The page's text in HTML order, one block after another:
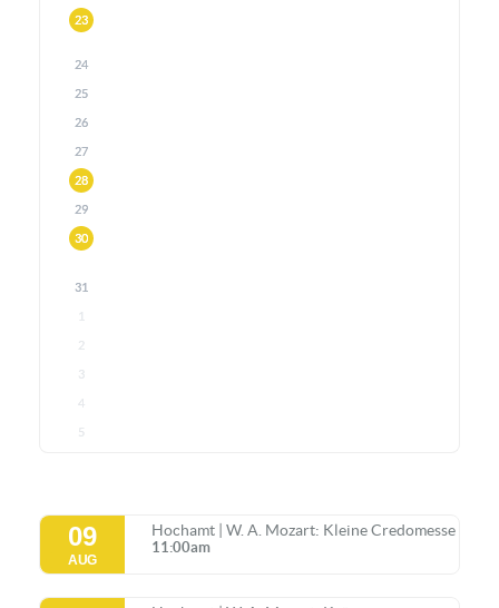
23
24
25
26
27
28
29
30
31
1
2
3
4
5
09
AUG
Hochamt | W. A. Mozart: Kleine Credomesse
11:00am